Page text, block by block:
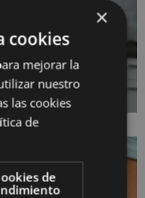
×
cookies
mejorar la
nuestro
las cookies
de
de